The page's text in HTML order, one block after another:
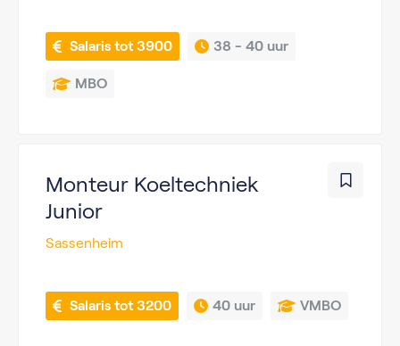
Salaris tot 3900 38 - 40 uur
MBO
Monteur Koeltechniek
Junior
Sassenheim
Salaris tot 3200 40 uur VMBO